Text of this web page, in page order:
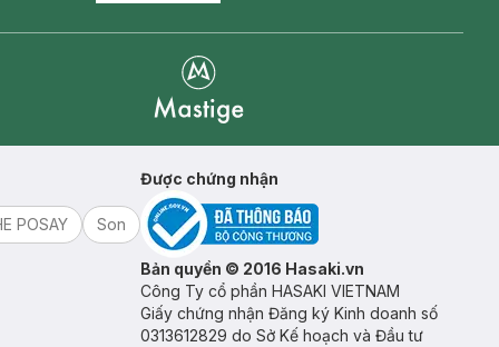
POSAY
Son
Được chứng nhận
Bản quyền © 2016 Hasaki.vn
Công Ty cổ phần HASAKI VIETNAM
Giấy chứng nhận Đăng ký Kinh doanh số
0313612829 do Sở Kế hoạch và Đầu tư